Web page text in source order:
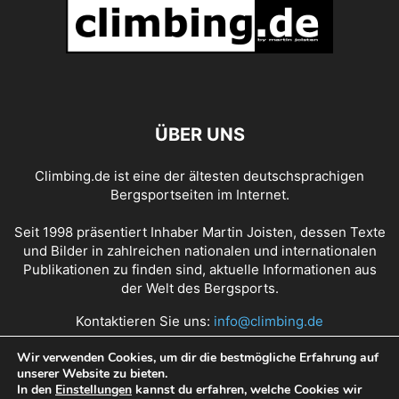
ANDREAS STEINDL ANDREAS THOMANN ANDY EARL ANDY HOLZER
ANDY HOUSEMAN ANDY POLLITT ANGELA EITER ANGELIKA RAINER
ARNAUD PETIT ASHIMA SHIRAISHI
BARBARA ZANGERL BEAT KAMMERLANDER BEN DITTO BEN MOON
BENEDIKT PURNER BENEDIKT SALLER
BERND RITSCHEL BERND ZANGERL BERNHARD BLIEMSRIEDER
BERNHARD ERTEL BETH RODDEN BETTINA SCHÖPF BOONE SPEED
BRAD GOBRIGHT BROOKE RABOUTOU CAMERON HÖRST
CANDIDE THOVEX CARLO TRAVERSI CAROLINE CIAVALDINI
CAROLINE NORTH CAROLINE SINNO CARRIE COOPER
CARSTEN VON BIRCKHAHN CEDAR WRIGHT CEDRIC LACHAT
CEDRIC LARCHAT CELINA SCHOIBL CHAD GREEDY CHAEHYUN SEO
ÜBER UNS
Climbing.de ist eine der ältesten deutschsprachigen
Bergsportseiten im Internet.
Seit 1998 präsentiert Inhaber Martin Joisten, dessen Texte
und Bilder in zahlreichen nationalen und internationalen
Publikationen zu finden sind, aktuelle Informationen aus
der Welt des Bergsports.
Kontaktieren Sie uns: info@climbing.de
Über Climbing.de RSS Feed Mediadaten
Wir verwenden Cookies, um dir die bestmögliche Erfahrung auf
unserer Website zu bieten.
In den Einstellungen kannst du erfahren, welche Cookies wir